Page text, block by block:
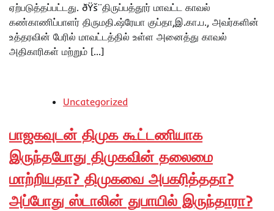
ஏற்படுத்தப்பட்டது. ðŸš¨திருப்பத்தூர் மாவட்ட காவல்
கண்காணிப்பாளர் திருமதி.ஷ்ரேயா குப்தா,இ.கா.ப., அவர்களின்
உத்தரவின் பேரில் மாவட்டத்தில் உள்ள அனைத்து காவல்
அதிகாரிகள் மற்றும் […]
Uncategorized
பாஜகவுடன் திமுக கூட்டணியாக
இருந்தபோது திமுகவின் தலைமை
மாற்றியதா? திமுகவை அபகரித்ததா?
அப்போது ஸ்டாலின் துபாயில் இருந்தாரா?